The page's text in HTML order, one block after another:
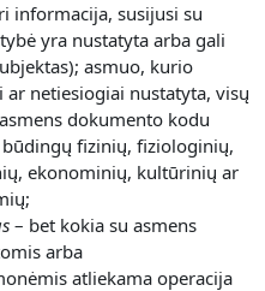
informacija, susijusi su
yra nustatyta arba gali
asmuo, kurio
netiesiogiai nustatyta, visų
dokumento kodu
fizinių, fiziologinių,
ekonominių, kultūrinių ar
– bet kokia su asmens
arba
atliekama operacija